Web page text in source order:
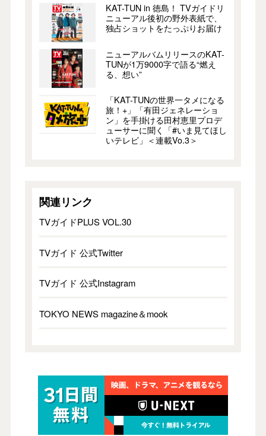
KAT-TUN in 徳島！ TVガイドリ
ニューアル後初の野外表紙で、
独占ショットをたっぷりお届け
ニューアルバムリリースのKAT-
TUNが1万9000字で語る“燃え
る、想い”
「KAT-TUNの世界一タメになる
旅！+」「有田ジェネレーショ
ン」を手掛ける田村恵里プロデ
ューサーに聞く「#いま見てほし
いテレビ」＜連載Vo.3＞
関連リンク
TVガイドPLUS VOL.30
TVガイド 公式Twitter
TVガイド 公式Instagram
TOKYO NEWS magazine＆mook